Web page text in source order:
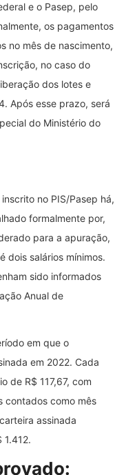
e o Pasep, pelo
os pagamentos
no mês de nascimento,
no caso do
dos lotes e
Após esse prazo, será
do Ministério do
no PIS/Pasep há,
formalmente por,
para a apuração,
dois salários mínimos.
sido informados
Anual de
em que o
em 2022. Cada
de R$ 117,67, com
contados como mês
assinada
1.412.